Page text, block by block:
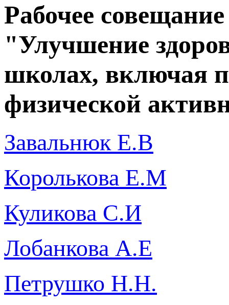
Рабочее
"Улучшение
школах, включая
физической
Завальнюк Е.В
Королькова Е.М
Куликова С.И
Лобанкова А.Е
Петрушко Н.Н.